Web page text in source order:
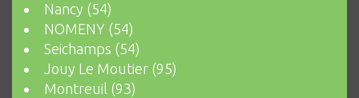
Nancy (54)
NOMENY (54)
Seichamps (54)
Jouy Le Moutier (95)
Montreuil (93)